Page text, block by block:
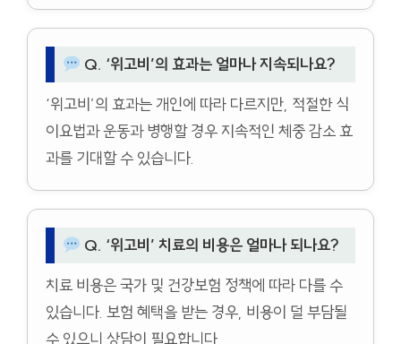
Q. ‘위고비’의 효과는 얼마나 지속되나요?
‘위고비’의 효과는 개인에 따라 다르지만, 적절한 식
이요법과 운동과 병행할 경우 지속적인 체중 감소 효
과를 기대할 수 있습니다.
Q. ‘위고비’ 치료의 비용은 얼마나 되나요?
치료 비용은 국가 및 건강보험 정책에 따라 다를 수
있습니다. 보험 혜택을 받는 경우, 비용이 덜 부담될
수 있으니 상담이 필요합니다.